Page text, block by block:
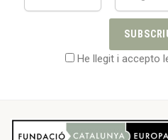
He llegit i accepto